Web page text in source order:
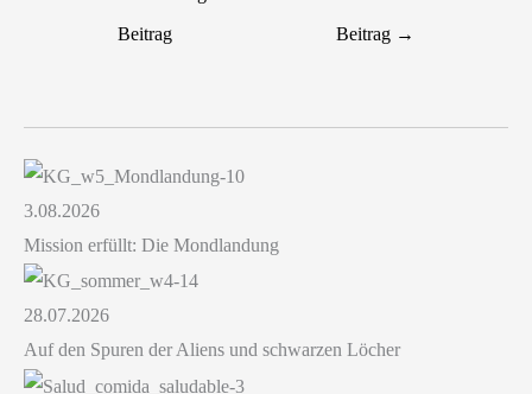
Beitrag
Beitrag →
3.08.2026
Mission erfüllt: Die Mondlandung
28.07.2026
Auf den Spuren der Aliens und schwarzen Löcher